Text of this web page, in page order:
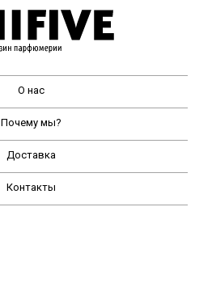
О нас
Почему мы?
Доставка
Контакты